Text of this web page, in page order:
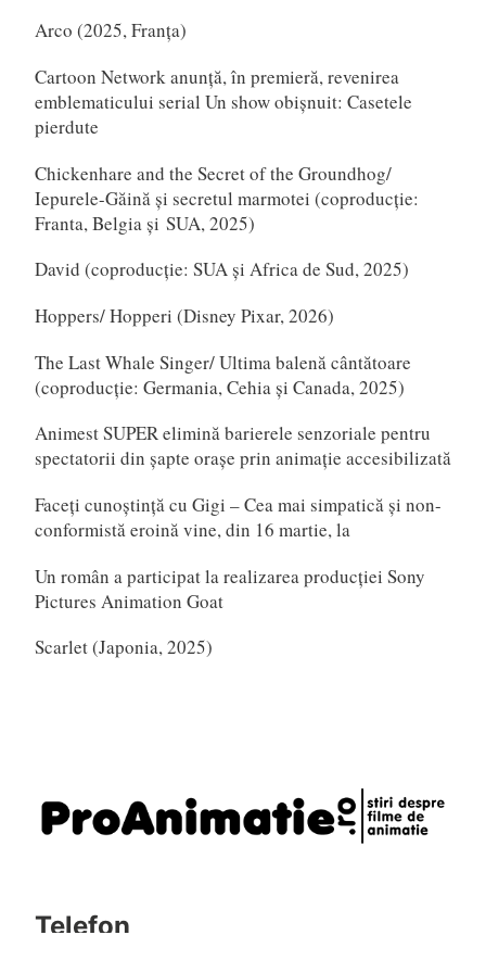
Arco (2025, Franța)
Cartoon Network anunță, în premieră, revenirea
emblematicului serial Un show obișnuit: Casetele
pierdute
Chickenhare and the Secret of the Groundhog/
Iepurele-Găină și secretul marmotei (coproducție:
Franta, Belgia și SUA, 2025)
David (coproducție: SUA și Africa de Sud, 2025)
Hoppers/ Hopperi (Disney Pixar, 2026)
The Last Whale Singer/ Ultima balenă cântătoare
(coproducție: Germania, Cehia și Canada, 2025)
Animest SUPER elimină barierele senzoriale pentru
spectatorii din șapte orașe prin animație accesibilizată
Faceți cunoștință cu Gigi – Cea mai simpatică și non-
conformistă eroină vine, din 16 martie, la
Un român a participat la realizarea producției Sony
Pictures Animation Goat
Scarlet (Japonia, 2025)
Telefon